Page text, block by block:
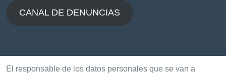
CANAL DE DENUNCIAS
El responsable de los datos personales que se van a